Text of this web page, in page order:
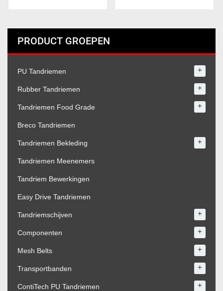
PRODUCT GROEPEN
PU Tandriemen +
Rubber Tandriemen +
Tandriemen Food Grade +
Breco Tandriemen
Tandriemen Bekleding +
Tandriemen Meenemers
Tandriem Bewerkingen
Easy Drive Tandriemen
Tandriemschijven +
Componenten +
Mesh Belts +
Transportbanden +
ContiTech PU Tandriemen +